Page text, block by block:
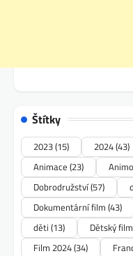
Štítky
2023(15) 2024(43)
Animace (23)
Dobrodružství(57)
Dokumentární film (43)
děti (13) Dětský film
Film 2024(34)